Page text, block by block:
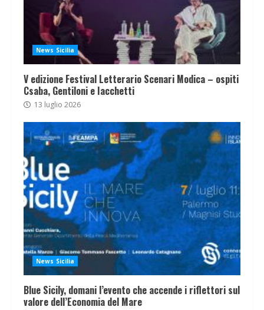
News Sicilia
V edizione Festival Letterario Scenari Modica – ospiti
Csaba, Gentiloni e Iacchetti
13 luglio 2026
News Sicilia
Blue Sicily, domani l’evento che accende i riflettori sul
valore dell’Economia del Mare